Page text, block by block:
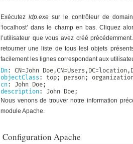
Exécutezldp.exe sur le contrôleur de
‘localhost’ dans le champ en bas. Cliquez
l’utilisateur que vous avez créé
retourner une liste de tous lesl objets
facilement les lignes correspondant aux
Dn: CN=John Doe,CN=Users , DC=location,
objectClass :
cn:
description: John Doe;
Nous venons de trouver notre information
module Apache.
Configuration Apache